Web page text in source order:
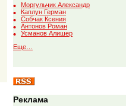
Моргульчик Александр
Каплун Герман
Собчак Ксения
Антонов Роман
Усманов Алишер
Еще…
Реклама